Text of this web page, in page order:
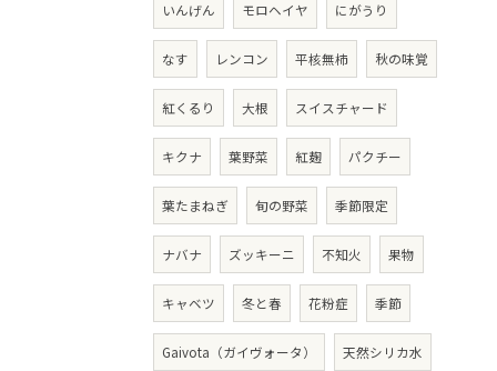
いんげん モロヘイヤ にがうり
なす レンコン 平核無柿 秋の味覚
紅くるり 大根 スイスチャード
キクナ 葉野菜 紅麹 パクチー
葉たまねぎ 旬の野菜 季節限定
ナバナ ズッキーニ 不知火 果物
キャベツ 冬と春 花粉症 季節
Gaivota（ガイヴォータ） 天然シリカ水